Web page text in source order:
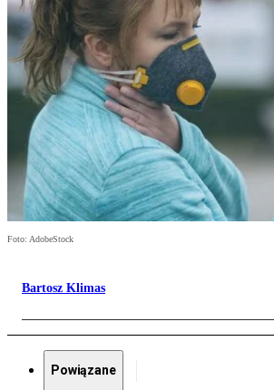
Foto: AdobeStock
Bartosz Klimas
Powiązane